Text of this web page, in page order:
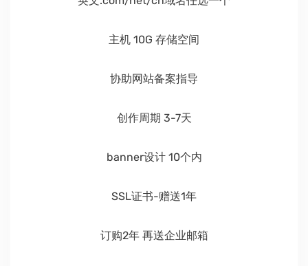
主机 10G 存储空间
协助网站备案指导
创作周期 3-7天
banner设计 10个内
SSL证书-赠送1年
订购2年 再送企业邮箱